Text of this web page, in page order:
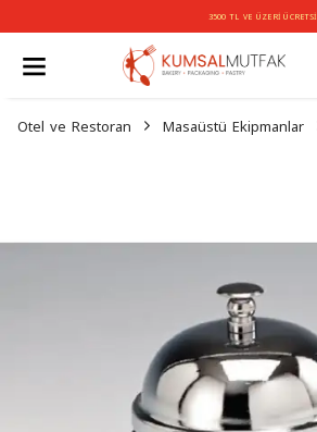
3500 TL VE ÜZERİ ÜCRETSİZ KARGO
Otel ve Restoran Masaüstü Ekipmanlar